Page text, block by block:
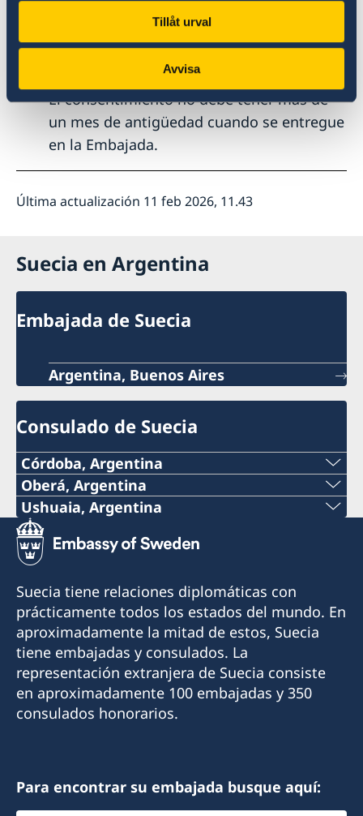
Tillåt urval
Avvisa
El niño no puede atestiguar la firma de su
El consentimiento no debe tener más de
un mes de antigüedad cuando se entregue
en la Embajada.
Última actualización 11 feb 2026, 11.43
Suecia en Argentina
Embajada de Suecia
Argentina, Buenos Aires
Consulado de Suecia
Córdoba, Argentina
Por el momento no es posible recibir atención
consular en el Consulado.
Contacte a la Embajada por correo electrónico
ambassaden.buenos-aires@gov.se
Oberá, Argentina
Teléfono:
+54 9 11 51148132
consuladodesueciaenobera@gmail.com
Dirección:
La Rioja 355
3360 Oberá, Misiones
Argentina
Mónica Erasmie
Ushuaia, Argentina
Teléfono:
+54 2901 423240
Celular:
+54 9 2901 646428
Correo electrónico:
finsueushuaia@gmail.com
V9410BBE Ushuaia, Tierra del Fuego
Suecia tiene relaciones diplomáticas con
prácticamente todos los estados del mundo. En
aproximadamente la mitad de estos, Suecia
tiene embajadas y consulados. La
representación extranjera de Suecia consiste
en aproximadamente 100 embajadas y 350
consulados honorarios.
Para encontrar su embajada busque aquí: